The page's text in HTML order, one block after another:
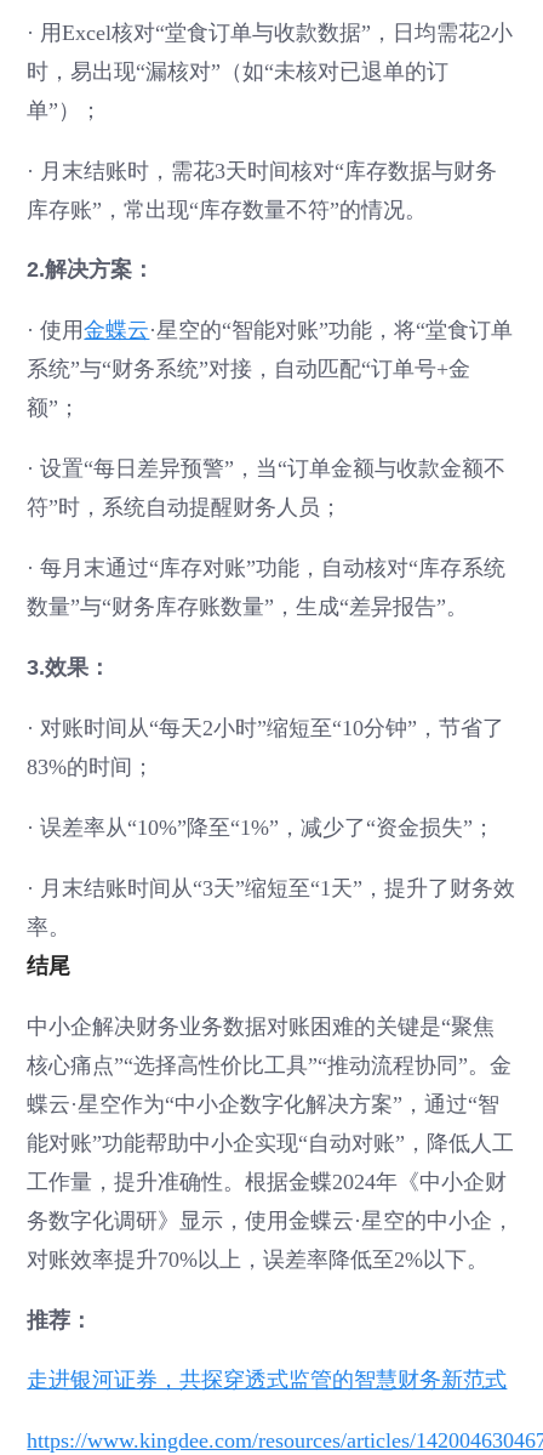
· 用Excel核对“堂食订单与收款数据”，日均需花2小
时，易出现“漏核对”（如“未核对已退单的订
单”）；
· 月末结账时，需花3天时间核对“库存数据与财务
库存账”，常出现“库存数量不符”的情况。
2.解决方案：
·使用金蝶云·星空的“智能对账”功能，将“堂食订单
系统”与“财务系统”对接，自动匹配“订单号+金
额”；
·设置“每日差异预警”，当“订单金额与收款金额不
符”时，系统自动提醒财务人员；
·每月末通过“库存对账”功能，自动核对“库存系统
数量”与“财务库存账数量”，生成“差异报告”。
3.效果：
· 对账时间从“每天2小时”缩短至“10分钟”，节省了
83%的时间；
·误差率从“10%”降至“1%”，减少了“资金损失”；
· 月末结账时间从“3天”缩短至“1天”，提升了财务效
率。
结尾
中小企解决财务业务数据对账困难的关键是“聚焦
核心痛点”“选择高性价比工具”“推动流程协同”。金
蝶云·星空作为“中小企数字化解决方案”，通过“智
能对账”功能帮助中小企实现“自动对账”，降低人工
工作量，提升准确性。根据金蝶2024年《中小企财
务数字化调研》显示，使用金蝶云·星空的中小企，
对账效率提升70%以上，误差率降低至2%以下。
推荐：
走进银河证券，共探穿透式监管的智慧财务新范式
https://www.kingdee.com/resources/articles/